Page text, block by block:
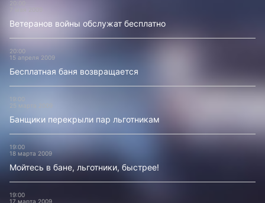
Ветеранов войны обслужат бесплатно
20:00
15 апреля 2009
Бесплатная баня возвращается
19:00
25 марта 2009
Банщики перекрыли пар льготникам
19:00
18 марта 2009
Мойтесь в бане, льготники, быстрее!
19:00
17 марта 2009